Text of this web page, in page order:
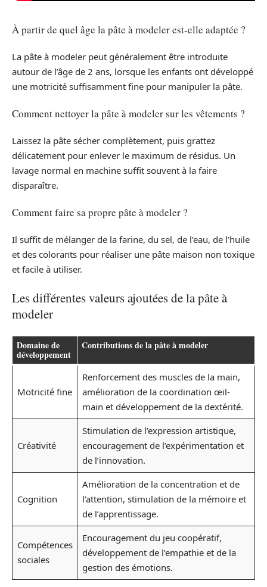
À partir de quel âge la pâte à modeler est-elle adaptée ?
La pâte à modeler peut généralement être introduite
autour de l’âge de 2 ans, lorsque les enfants ont développé
une motricité suffisamment fine pour manipuler la pâte.
Comment nettoyer la pâte à modeler sur les vêtements ?
Laissez la pâte sécher complètement, puis grattez
délicatement pour enlever le maximum de résidus. Un
lavage normal en machine suffit souvent à la faire
disparaître.
Comment faire sa propre pâte à modeler ?
Il suffit de mélanger de la farine, du sel, de l’eau, de l’huile
et des colorants pour réaliser une pâte maison non toxique
et facile à utiliser.
Les différentes valeurs ajoutées de la pâte à
modeler
Domaine de
développement
Contributions de la pâte à modeler
Motricité fine
Renforcement des muscles de la main,
amélioration de la coordination œil-
main et développement de la dextérité.
Créativité
Stimulation de l’expression artistique,
encouragement de l’expérimentation et
de l’innovation.
Cognition
Amélioration de la concentration et de
l’attention, stimulation de la mémoire et
de l’apprentissage.
Compétences
sociales
Encouragement du jeu coopératif,
développement de l’empathie et de la
gestion des émotions.